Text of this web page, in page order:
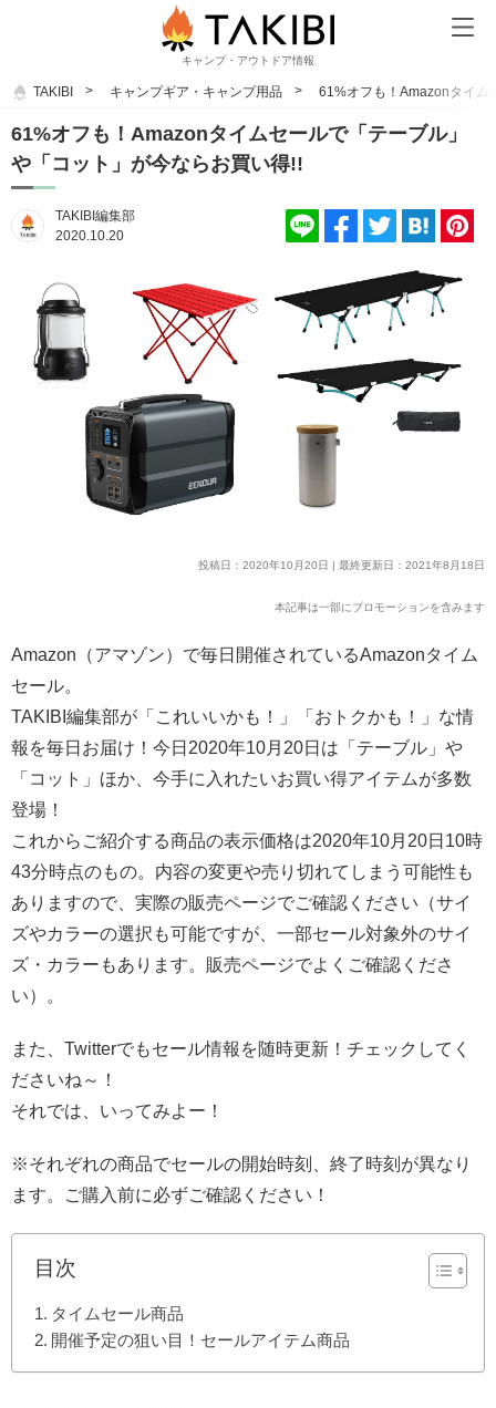
キャンプ・アウトドア情報
TAKIBI キャンプギア・キャンプ用品 61%オフも！Amazonタイム
61%オフも！Amazonタイムセールで「テーブル」
や「コット」が今ならお買い得!!
TAKIBI編集部
2020.10.20
投稿日：2020年10月20日 | 最終更新日：2021年8月18日
本記事は一部にプロモーションを含みます
Amazon（アマゾン）で毎日開催されているAmazonタイム
セール。
TAKIBI編集部が「これいいかも！」「おトクかも！」な情
報を毎日お届け！今日2020年10月20日は「テーブル」や
「コット」ほか、今手に入れたいお買い得アイテムが多数
登場！
これからご紹介する商品の表示価格は2020年10月20日10時
43分時点のもの。内容の変更や売り切れてしまう可能性も
ありますので、実際の販売ページでご確認ください（サイ
ズやカラーの選択も可能ですが、一部セール対象外のサイ
ズ・カラーもあります。販売ページでよくご確認くださ
い）。
また、Twitterでもセール情報を随時更新！チェックしてく
ださいね～！
それでは、いってみよー！
※それぞれの商品でセールの開始時刻、終了時刻が異なり
ます。ご購入前に必ずご確認ください！
目次
タイムセール商品
開催予定の狙い目！セールアイテム商品